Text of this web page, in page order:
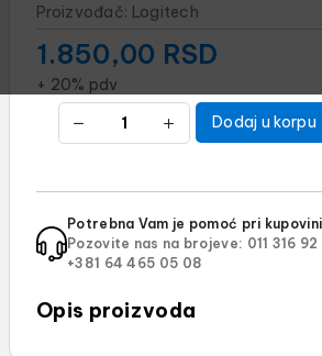
Proizvođač: Logitech
1.850,00 RSD
+ 20% pdv
Dodaj u korpu
Potrebna Vam je pomoć pri
Pozovite nas na brojeve: 011 316
+381 64 465 05 08
Opis proizvoda